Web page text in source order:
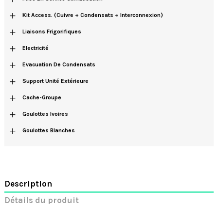
+ Kit Access. (cuivre + Condensats + Interconnexion)
+ Liaisons Frigorifiques
+ Electricité
+ Evacuation De Condensats
+ Support Unité Extérieure
+ Cache-Groupe
+ Goulottes Ivoires
+ Goulottes Blanches
Description
Détails du produit